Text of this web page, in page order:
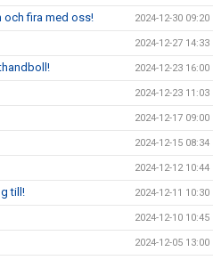
och fira med oss! 2024-12-30 09:20
2024-12-27 14:33
2024-12-23 16:00
2024-12-23 11:03
2024-12-17 09:00
2024-12-15 08:34
2024-12-12 10:44
till! 2024-12-11 10:30
2024-12-10 10:45
2024-12-05 13:00